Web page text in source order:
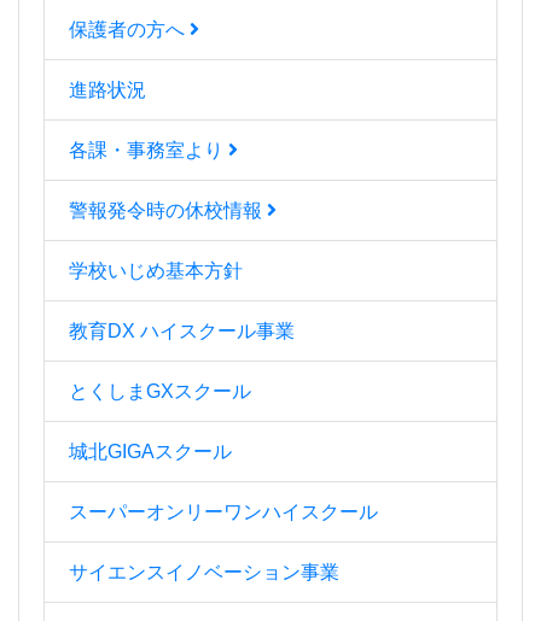
保護者の方へ
進路状況
各課・事務室より
警報発令時の休校情報
学校いじめ基本方針
教育DX ハイスクール事業
とくしまGXスクール
城北GIGAスクール
スーパーオンリーワンハイスクール
サイエンスイノベーション事業